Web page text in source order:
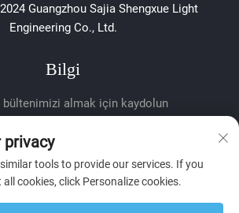
Guangzhou Sajia Shengxue Light
Engineering Co., Ltd.
Bilgi
bültenimizi almak için kaydolun
privacy
tools to provide our services. If you
cookies, click Personalize cookies.